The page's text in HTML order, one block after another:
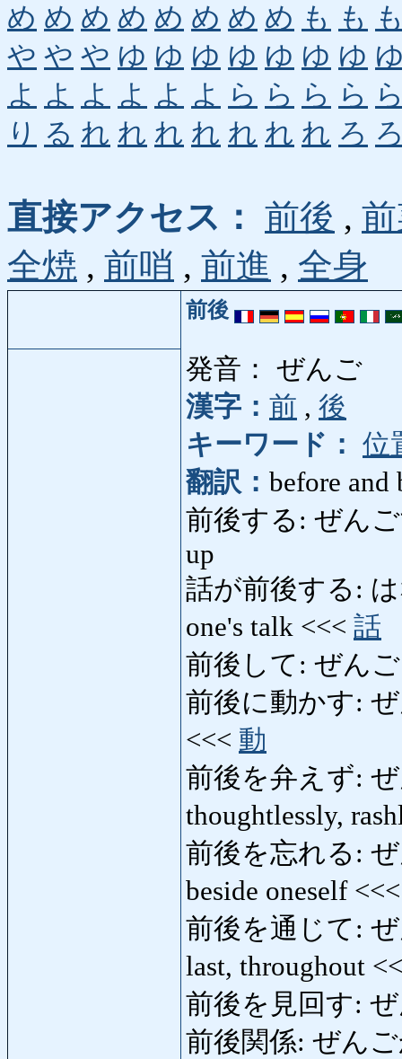
め め め め め め め め も も
や や や ゆ ゆ ゆ ゆ ゆ ゆ ゆ
よ よ よ よ よ よ ら ら ら ら
り る れ れ れ れ れ れ れ ろ
直接アクセス： 前後 ,
全焼 , 前哨 , 前進 , 全身
前後
発音： ぜんご
漢字： 前 , 後
キーワード： 位
翻訳： before and
前後する: ぜんご
up
話が前後する:
one's talk <<< 話
前後して: ぜんご
前後に動かす:
<<< 動
前後を弁えず:
thoughtlessly,
前後を忘れる:
beside oneself
前後を通じて:
last, throughout
前後を見回す:
前後関係: ぜん